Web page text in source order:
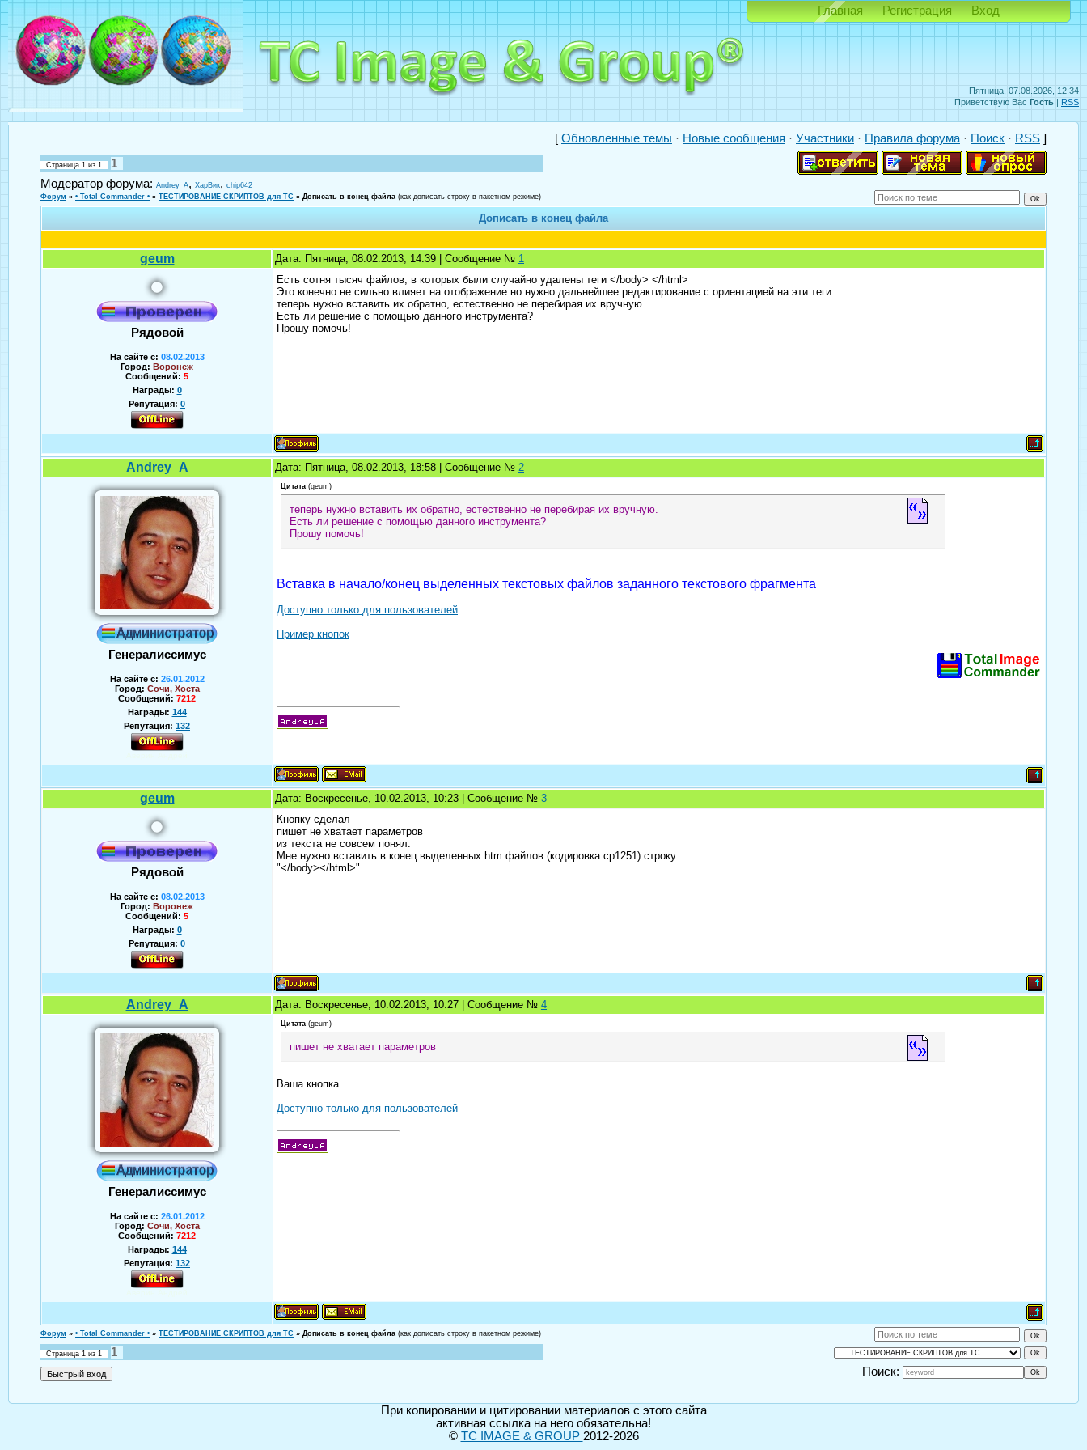
Пятница, 07.08.2026, 12:34
Приветствую Вас Гость | RSS
Главная Регистрация Вход
[ Обновленные темы · Новые сообщения · Участники · Правила форума · Поиск · RSS ]
Страница 1 из 1
1
Модератор форума: Andrey_A, ХарВик, chip642
Форум » • Total Commander • » ТЕСТИРОВАНИЕ СКРИПТОВ для TC » Дописать в конец файла (как дописать строку в пакетном режиме)
Дописать в конец файла
geum Дата: Пятница, 08.02.2013, 14:39 | Сообщение № 1
Рядовой
На сайте с: 08.02.2013
Город: Воронеж
Сообщений: 5
Награды: 0
Репутация: 0
Есть сотня тысяч файлов, в которых были случайно удалены теги </body> </html>
Это конечно не сильно влияет на отображение но нужно дальнейшее редактирование с ориентацией на эти теги
теперь нужно вставить их обратно, естественно не перебирая их вручную.
Есть ли решение с помощью данного инструмента?
Прошу помочь!
Andrey_A Дата: Пятница, 08.02.2013, 18:58 | Сообщение № 2
Генералиссимус
На сайте с: 26.01.2012
Город: Сочи, Хоста
Сообщений: 7212
Награды: 144
Репутация: 132
Цитата (geum)
теперь нужно вставить их обратно, естественно не перебирая их вручную.
Есть ли решение с помощью данного инструмента?
Прошу помочь!
Вставка в начало/конец выделенных текстовых файлов заданного текстового фрагмента
Доступно только для пользователей
Пример кнопок
geum Дата: Воскресенье, 10.02.2013, 10:23 | Сообщение № 3
Рядовой
На сайте с: 08.02.2013
Город: Воронеж
Сообщений: 5
Награды: 0
Репутация: 0
Кнопку сделал
пишет не хватает параметров
из текста не совсем понял:
Мне нужно вставить в конец выделенных htm файлов (кодировка cp1251) строку
"</body></html>"
Andrey_A Дата: Воскресенье, 10.02.2013, 10:27 | Сообщение № 4
Генералиссимус
На сайте с: 26.01.2012
Город: Сочи, Хоста
Сообщений: 7212
Награды: 144
Репутация: 132
Цитата (geum)
пишет не хватает параметров
Ваша кнопка
Доступно только для пользователей
Форум » • Total Commander • » ТЕСТИРОВАНИЕ СКРИПТОВ для TC » Дописать в конец файла (как дописать строку в пакетном режиме)
Страница 1 из 1
1
Поиск:
При копировании и цитировании материалов с этого сайта
активная ссылка на него обязательна!
© TC IMAGE & GROUP 2012-2026